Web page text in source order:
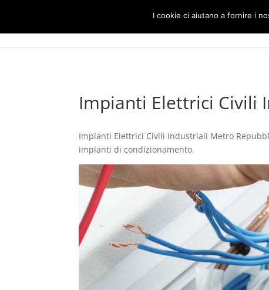
Impianti Elettrici Civili
Impianti Elettrici Civili Industriali Metro
impianti di condizionamento.
I cookie ci aiutano a fornire i